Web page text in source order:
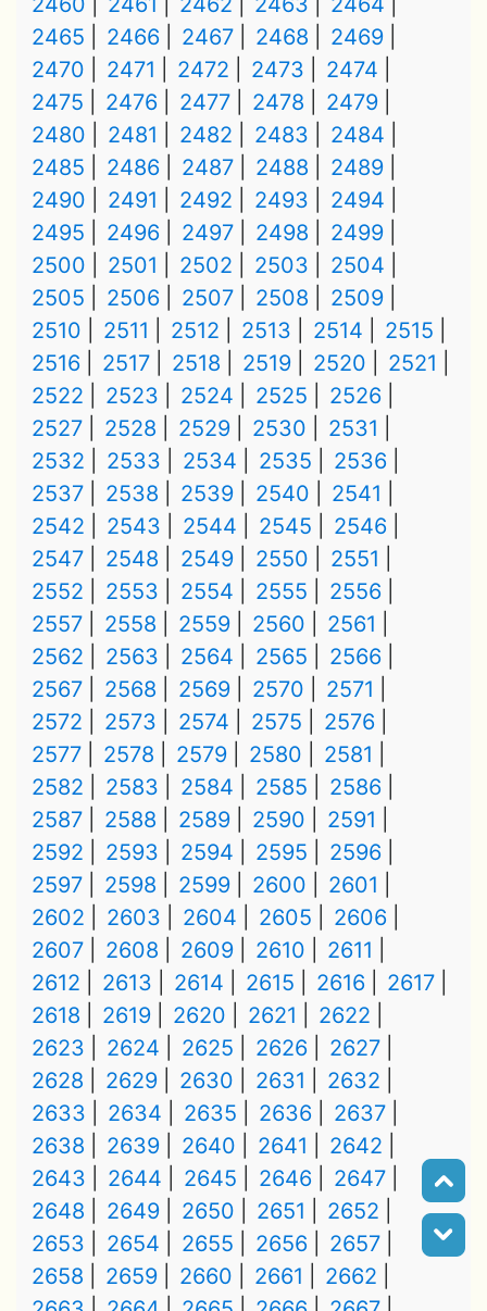
2465
2466 2467 2468
2469
2470
2471 2472 2473
2474
2475
2476 2477 2478
2479
2480
2481 2482 2483
2484
2485
2486 2487 2488
2489
2490
2491 2492 2493
2494
2495
2496 2497 2498
2499
2500
2501 2502 2503
2504
2505
2506 2507 2508
2509
2510
2511 2512 2513 2514
2515
2516
2517 2518 2519 2520
2521
2522
2523 2524 2525
2526
2527
2528 2529 2530
2531
2532
2533 2534 2535
2536
2537
2538 2539 2540
2541
2542
2543 2544 2545
2546
2547
2548 2549 2550
2551
2552
2553 2554 2555
2556
2557
2558 2559 2560
2561
2562
2563 2564 2565
2566
2567
2568 2569 2570
2571
2572
2573 2574 2575
2576
2577
2578 2579 2580
2581
2582
2583 2584 2585
2586
2587
2588 2589 2590
2591
2592
2593 2594 2595
2596
2597
2598 2599 2600
2601
2602
2603 2604 2605
2606
2607
2608 2609 2610
2611
2612
2613 2614 2615 2616
2617
2618
2619 2620 2621
2622
2623
2624 2625 2626
2627
2628
2629 2630 2631
2632
2633
2634 2635 2636
2637
2638
2639 2640 2641
2642
2643
2644 2645 2646
2647
2648
2649 2650 2651
2652
2653
2654 2655 2656
2657
2658
2659 2660 2661
2662